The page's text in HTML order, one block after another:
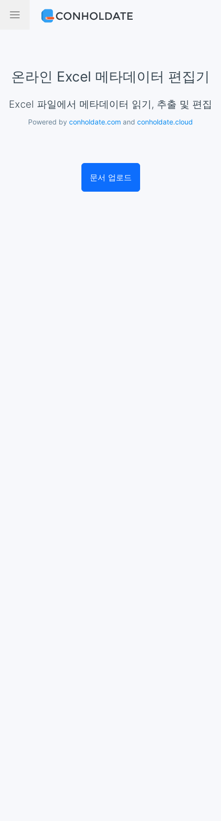
온라인 Excel 메타데이터 편집기
Excel 파일에서 메타데이터 읽기, 추출 및 편집
Powered by conholdate.com and conholdate.cloud
문서 업로드